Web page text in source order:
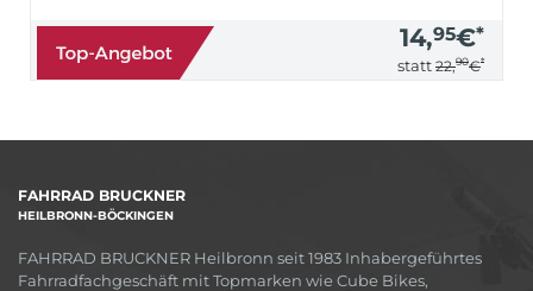
14,95€*
statt 22,90€*
FAHRRAD BRUCKNER
HEILBRONN-BÖCKINGEN
FAHRRAD BRUCKNER Heilbronn seit 1983 Inhabergeführtes
Fahrradfachgeschäft mit Topmarken wie Cube Bikes,